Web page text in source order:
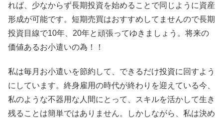
れば、少なからず長期投資を始めることで同じように資産
形成が可能です。短期売買はおすすめしてませんので長期
投資目線で10年、20年と頑張ってゆきましょう。将来の
価値あるお小遣いの為！！
私は毎月お小遣いを節約して、できるだけ投資に回すよう
にしています。終身雇用の時代が終わりを迎えている今、
私のような不器用な人間にとって、スキルを活かして生き
残ることは簡単ではありません。しかしながら、私は決め